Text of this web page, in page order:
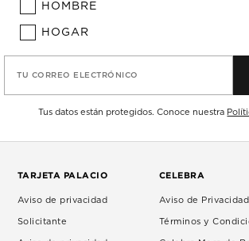
HOMBRE
HOGAR
TU CORREO ELECTRÓNICO
Tus datos están protegidos. Conoce nuestra
TARJETA PALACIO
Aviso de privacidad
Solicitante
CELEBRA
Aviso de Privacidad
Términos y